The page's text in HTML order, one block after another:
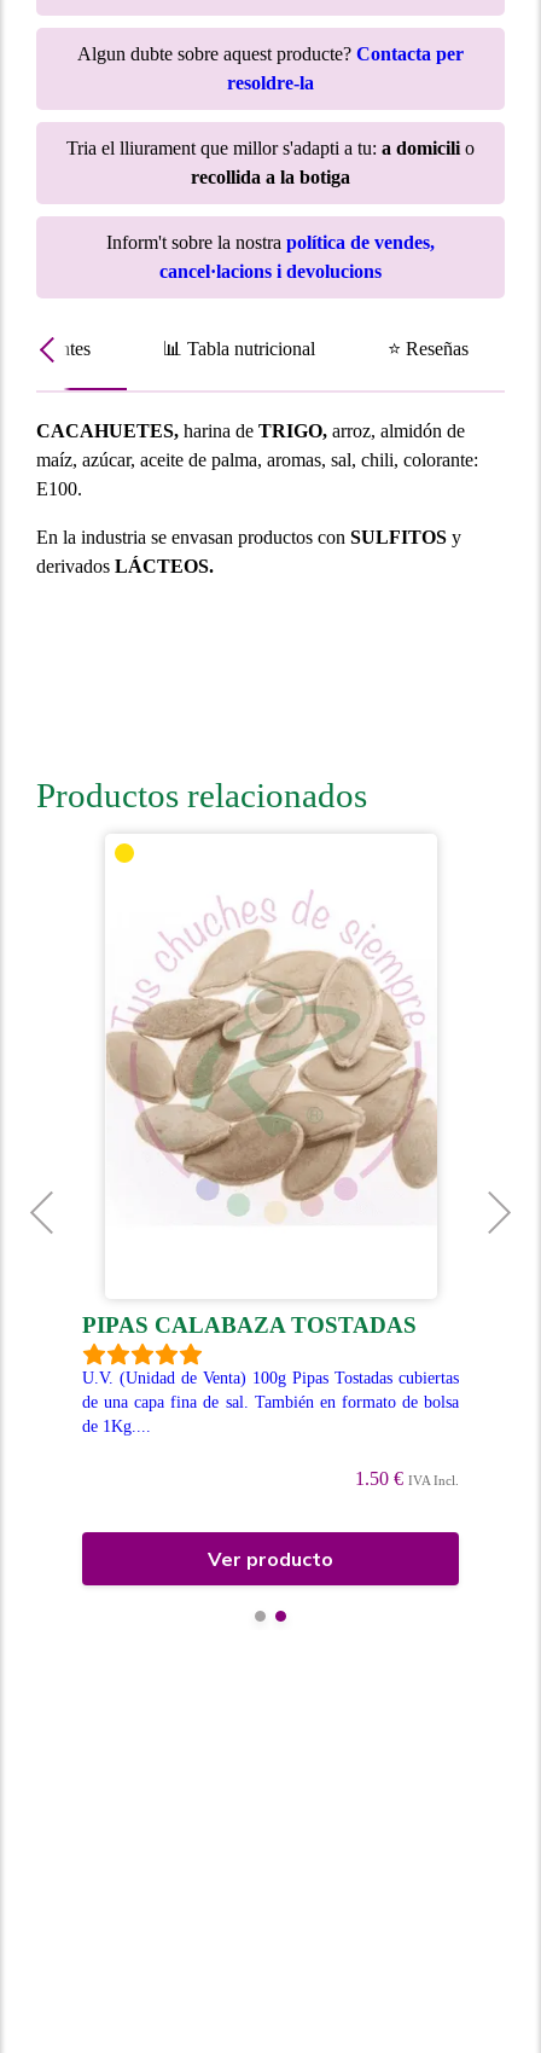
Algun dubte sobre aquest producte? Contacta per
resoldre-la
Tria el lliurament que millor s'adapti a tu: a domicili o
recollida a la botiga
Inform't sobre la nostra política de vendes,
cancel·lacions i devolucions
📊 Tabla nutricional ⭐ Reseñas
CACAHUETES, harina de TRIGO, arroz, almidón de
maíz, azúcar, aceite de palma, aromas, sal, chili, colorante:
E100.
En la industria se envasan productos con SULFITOS y
derivados LÁCTEOS.
Productos relacionados
PIPAS CALABAZA TOSTADAS
U.V. (Unidad de Venta) 100g Pipas Tostadas cubiertas
de una capa fina de sal. También en formato de bolsa
de 1Kg....
1.50 € IVA Incl.
Ver producto